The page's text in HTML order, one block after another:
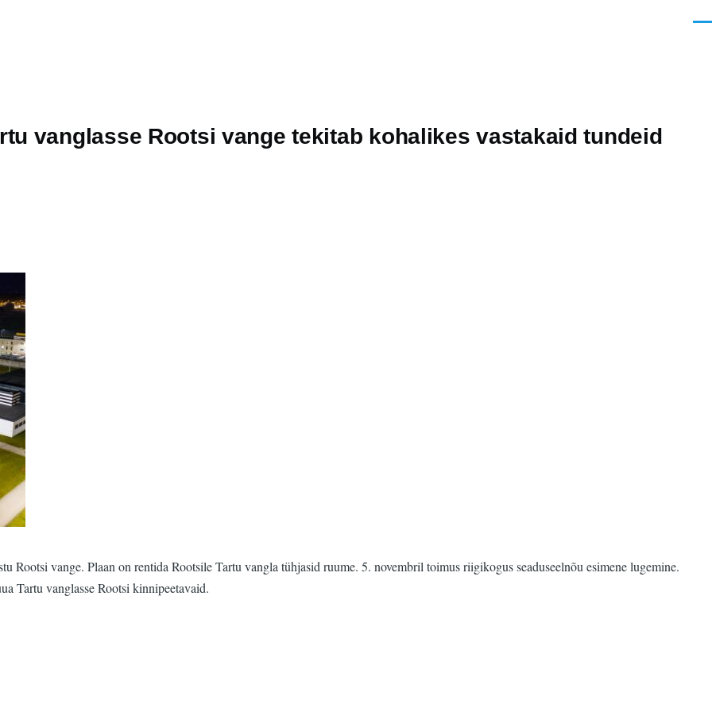
vanglasse Rootsi vange tekitab kohalikes vastakaid tundeid
Rootsi vange. Plaan on rentida Rootsile Tartu vangla tühjasid ruume. 5. novembril toimus riigikogus seaduseelnõu esimene lugemine.
Tartu vanglasse Rootsi kinnipeetavaid.